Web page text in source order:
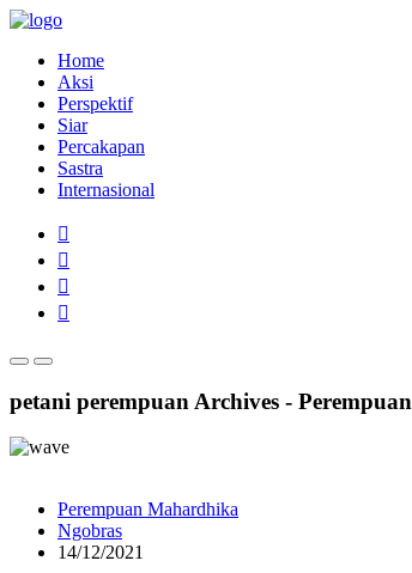
Home
Aksi
Perspektif
Siar
Percakapan
Sastra
Internasional
petani perempuan Archives -
Perempuan Mahardhika
Ngobras
14/12/2021